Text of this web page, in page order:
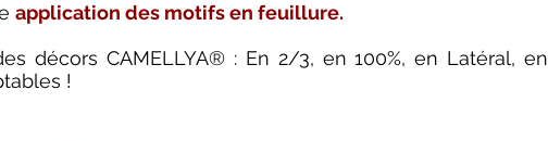
application des motifs en feuillure.
décors CAMELLYA® : En 2/3, en 100%, en Latéral, en
!